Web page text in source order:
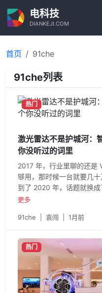
电科技
DIANKEJI.COM
首页 91che
91che列表
热门
激光雷达不是护城河：
你没听过的词里
2017 年，行业里聊的还是
够用，那时候一台就要几十
到了 2020 年，话题就换成
表下一代感知；而到了
的已经是 VLA、世界模型
动作模型。
更多
91che 袁闯 1月前
热门